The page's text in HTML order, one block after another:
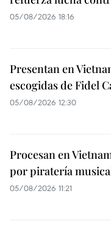
05/08/2026 18:16
Presentan en
escogidas de Fidel
05/08/2026 12:30
Procesan en
por piratería
05/08/2026 11:21